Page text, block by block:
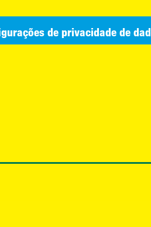
de privacidade de